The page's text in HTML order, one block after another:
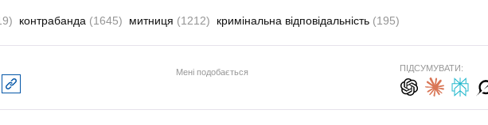
контрабанда (1645) митниця (1212) кримінальна відповідальність (195)
Мені подобається ПІДСУМУВАТИ: